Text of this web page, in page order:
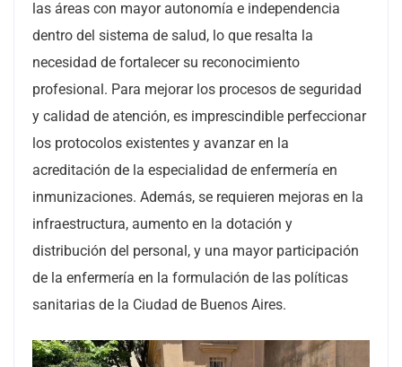
las áreas con mayor autonomía e independencia
dentro del sistema de salud, lo que resalta la
necesidad de fortalecer su reconocimiento
profesional. Para mejorar los procesos de seguridad
y calidad de atención, es imprescindible perfeccionar
los protocolos existentes y avanzar en la
acreditación de la especialidad de enfermería en
inmunizaciones. Además, se requieren mejoras en la
infraestructura, aumento en la dotación y
distribución del personal, y una mayor participación
de la enfermería en la formulación de las políticas
sanitarias de la Ciudad de Buenos Aires.